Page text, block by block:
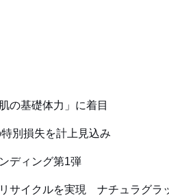
の基礎体力」に着目
別損失を計上見込み
ディング第1弾
サイクルを実現 ナチュラグラ